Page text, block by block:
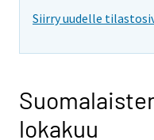
Siirry uudelle
lokakuu